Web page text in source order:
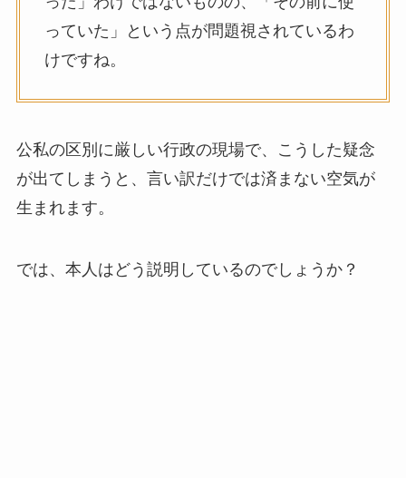
っていた」という点が問題視されているわ
けですね。
公私の区別に厳しい行政の現場で、こうした疑念
が出てしまうと、言い訳だけでは済まない空気が
生まれます。
では、本人はどう説明しているのでしょうか？